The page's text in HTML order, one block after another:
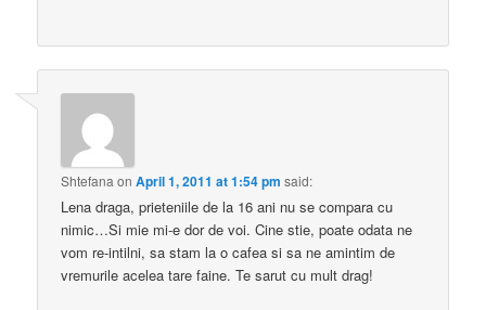
Shtefana onApril 1, 2011 at 1:54 pm said:
Lena draga, prieteniile de la 16 ani nu se compara cu
nimic…Si mie mi-e dor de voi. Cine stie, poate odata ne
vom re-intilni, sa stam la o cafea si sa ne amintim de
vremurile acelea tare faine. Te sarut cu mult drag!